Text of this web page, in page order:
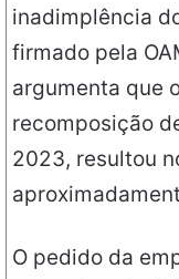
inadimplência
firmado pela
argumenta que
recomposição
2023, resultou
O pedido da